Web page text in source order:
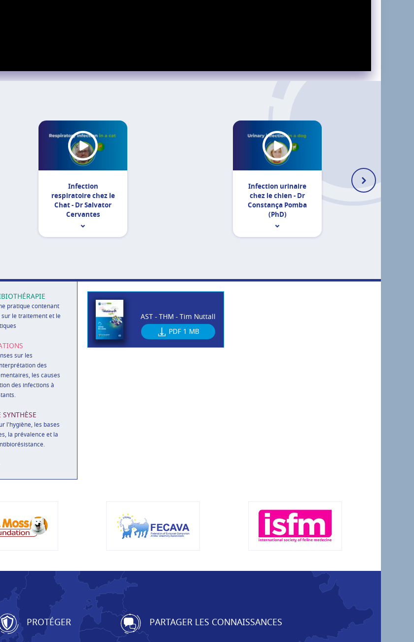
Infection
respiratoire chez le
Chat - Dr Salvator
Cervantes
Infection urinaire
chez le chien - Dr
Constança Pomba
(PhD)
pratique contenant
le traitement et le
sur les
des
les causes
des infections à
l'hygiène, les bases
la prévalence et la
AST - THM - Tim Nuttall
PDF 1 MB
PROTÉGER PARTAGER LES CONNAISSANCES